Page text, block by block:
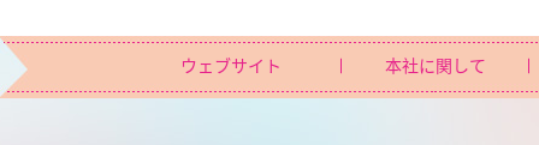
ウェブサイト 本社に関して